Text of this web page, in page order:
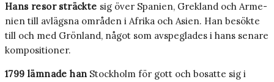
Hans resor sträckte sig över Spanien, Grekland och Arme­
nien till avlägsna områden i Afrika och Asien. Han besökte
till och med Grönland, något som avspeglades i hans senare
kompositioner.
1799 lämnade han Stockholm för gott och bosatte sig i